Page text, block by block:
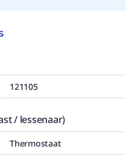
121105
/ lessenaar)
Thermostaat